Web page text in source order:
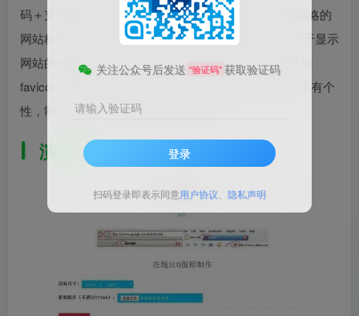
码＋支持多种图片格式转换 favicon.ico一般用于作为缩略的
网站标志,它显示位于浏览器的地址栏或者在标签上,用于显示
网站的logo,如图红圈的位置， 目前主要的浏览器都支持
favicon.ico图标. 如果要让网站看起来更专业、更美、更有个
性，制造一个favicon.ico是必不可少的！
演示图:
关注公众号后发送 “验证码” 获取验证码
请输入验证码
登录
扫码登录即表示同意用户协议 隐私声明